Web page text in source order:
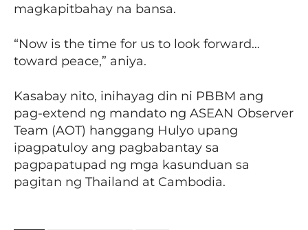
magkapitbahay na bansa.
“Now is the time for us to look forward…
toward peace,” aniya.
Kasabay nito, inihayag din ni PBBM ang
pag-extend ng mandato ng ASEAN Observer
Team (AOT) hanggang Hulyo upang
ipagpatuloy ang pagbabantay sa
pagpapatupad ng mga kasunduan sa
pagitan ng Thailand at Cambodia.